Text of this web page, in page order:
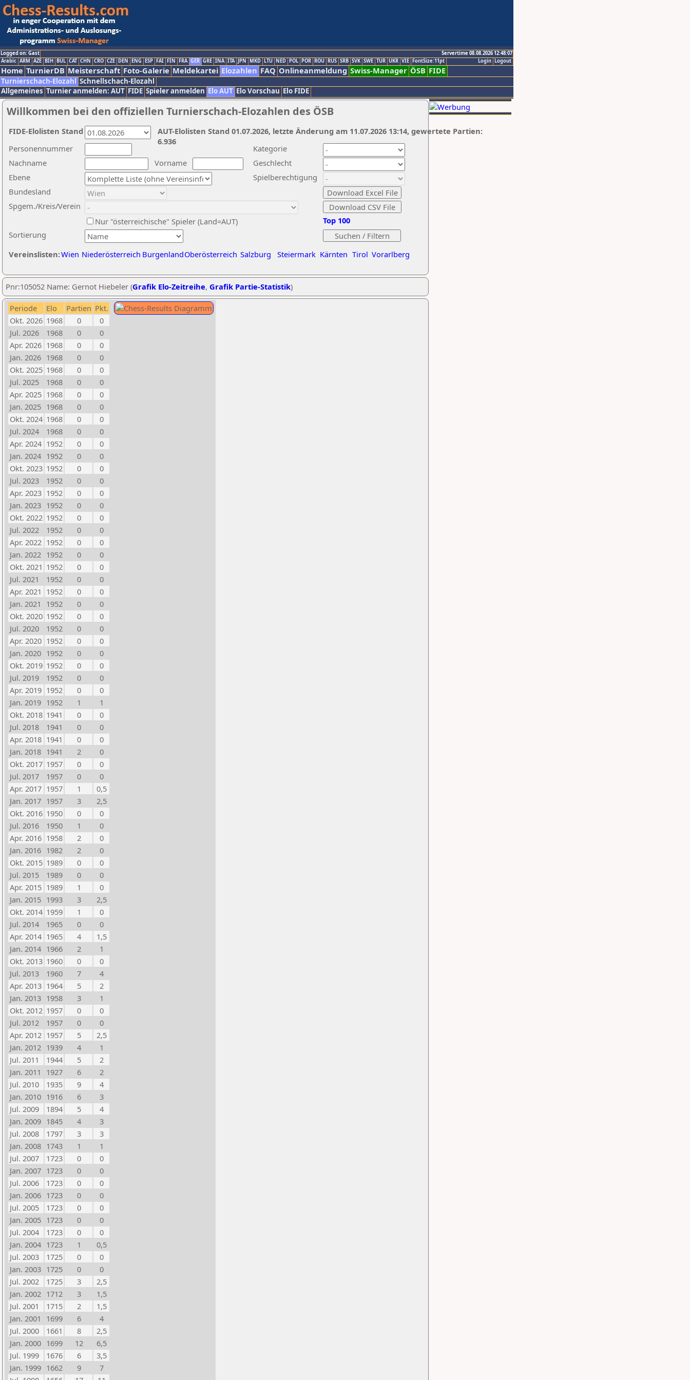
Logged on: Gast
Servertime 08.08.2026 12:48:07
Logout
Login
Arabic ARM AZE BIH BUL CAT CHN CRO CZE DEN ENG ESP FAI FIN FRA GER GRE INA ITA JPN MKD LTU NED POL POR ROU RUS SRB SVK SWE TUR UKR VIE FontSize:11pt
Home TurnierDB Meisterschaft Foto-Galerie Meldekartei Elozahlen FAQ Onlineanmeldung Swiss-Manager ÖSB FIDE
Turnierschach-Elozahl Schnellschach-Elozahl
Allgemeines Turnier anmelden: AUT FIDE Spieler anmelden Elo AUT Elo Vorschau Elo FIDE
Willkommen bei den offiziellen Turnierschach-Elozahlen des ÖSB
Nachname
Vorname
Ebene
Kategorie
Sortierung
Personennummer
Bundesland
Spgem./Kreis/Verein
Geschlecht
Nur "österreichische" Spieler (Land=AUT)
Spielberechtigung
Vereinslisten:Wien Niederösterreich BurgenlandOberösterreich Salzburg Steiermark Kärnten Tirol Vorarlberg
Top 100
AUT-Elolisten Stand 01.07.2026, letzte Änderung am 11.07.2026 13:14, gewertete Partien:
6.936
FIDE-Elolisten Stand
Pnr:105052 Name: Gernot Hiebeler (Grafik Elo-Zeitreihe, Grafik Partie-Statistik)
Periode Elo Partien Pkt.
Okt. 2026 1968 0
0
Jul. 2026
1968 0
0
Apr. 2026 1968 0
0
Jan. 2026 1968 0
0
Okt. 2025 1968 0
0
Jul. 2025
1968 0
0
Apr. 2025 1968 0
0
Jan. 2025 1968 0
0
Okt. 2024 1968 0
0
Jul. 2024
1968 0
0
Apr. 2024 1952 0
0
Jan. 2024 1952 0
0
Okt. 2023 1952 0
0
Jul. 2023
1952 0
0
Apr. 2023 1952 0
0
Jan. 2023 1952 0
0
Okt. 2022 1952 0
0
Jul. 2022
1952 0
0
Apr. 2022 1952 0
0
Jan. 2022 1952 0
0
Okt. 2021 1952 0
0
Jul. 2021
1952 0
0
Apr. 2021 1952 0
0
Jan. 2021
1952 0
0
Okt. 2020 1952 0
0
Jul. 2020
1952 0
0
Apr. 2020 1952 0
0
Jan. 2020 1952 0
0
Okt. 2019 1952 0
0
Jul. 2019
1952 0
0
Apr. 2019 1952 0
0
Jan. 2019 1952 1
1
Okt. 2018 1941 0
0
Jul. 2018
1941 0
0
Apr. 2018 1941 0
0
Jan. 2018 1941 2
0
Okt. 2017 1957 0
0
Jul. 2017
1957 0
0
Apr. 2017 1957 1
0,5
Jan. 2017 1957 3
2,5
Okt. 2016 1950 0
0
Jul. 2016
1950 1
0
Apr. 2016 1958 2
0
Jan. 2016 1982 2
0
Okt. 2015 1989 0
0
Jul. 2015
1989 0
0
Apr. 2015 1989 1
0
Jan. 2015 1993 3
2,5
Okt. 2014 1959 1
0
Jul. 2014
1965 0
0
Apr. 2014 1965 4
1,5
Jan. 2014 1966 2
1
Okt. 2013 1960 0
0
Jul. 2013
1960 7
4
Apr. 2013 1964 5
2
Jan. 2013 1958 3
1
Okt. 2012 1957 0
0
Jul. 2012
1957 0
0
Apr. 2012 1957 5
2,5
Jan. 2012 1939 4
1
Jul. 2011
1944 5
2
Jan. 2011
1927 6
2
Jul. 2010
1935 9
4
Jan. 2010 1916 6
3
Jul. 2009
1894 5
4
Jan. 2009 1845 4
3
Jul. 2008
1797 3
3
Jan. 2008 1743 1
1
Jul. 2007
1723 0
0
Jan. 2007 1723 0
0
Jul. 2006
1723 0
0
Jan. 2006 1723 0
0
Jul. 2005
1723 0
0
Jan. 2005 1723 0
0
Jul. 2004
1723 0
0
Jan. 2004 1723 1
0,5
Jul. 2003
1725 0
0
Jan. 2003 1725 0
0
Jul. 2002
1725 3
2,5
Jan. 2002 1712 3
1,5
Jul. 2001
1715 2
1,5
Jan. 2001
1699 6
4
Jul. 2000
1661 8
2,5
Jan. 2000 1699 12
6,5
Jul. 1999
1676 6
3,5
Jan. 1999 1662 9
7